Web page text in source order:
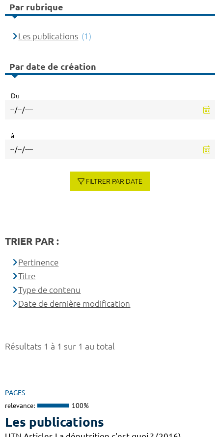
Résultats 1 à 1 sur 1 au total
PAGES
relevance: 100%
Les publications
Par rubrique
Les publications (1)
Par date de création
Du
à
FILTRER PAR DATE
TRIER PAR :
Pertinence
Titre
Type de contenu
Date de dernière modification